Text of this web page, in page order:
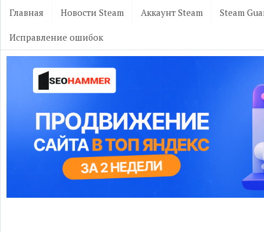
Главная Новости Steam Аккаунт Steam Steam
Исправление ошибок